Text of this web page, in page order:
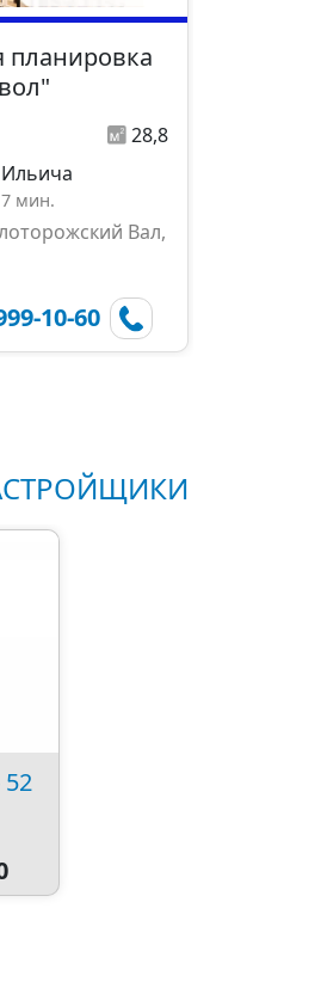
планировка
28,8
мин.
Вал,
10-60